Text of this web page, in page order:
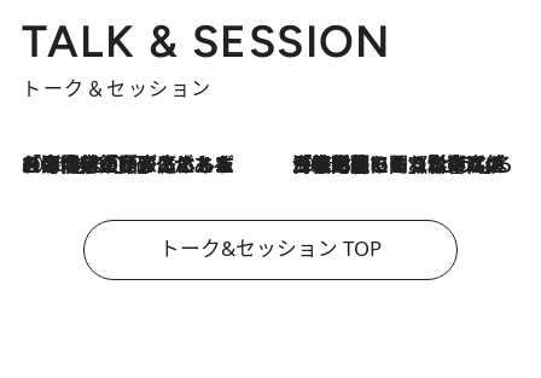
TALK & SESSION
トーク＆セッション
2026.8.3
「今後値上げがあるとすれば…」「リスクがあるのは今年の冬」エネルギー専門家が語る、ホルムズ海峡封鎖が家庭にもたらす“ある心配” 2026.8.3
「住宅建てられない…」「サーチャージ料の高値が続いている」ホルムズ海峡封鎖による影響はいつまで続く？《エネルギー専門家に聞く“どうなる日本の暮らし”》
トーク&セッション TOP